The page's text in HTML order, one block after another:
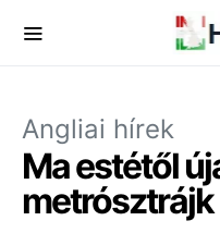
Angliai hírek
Ma estétől